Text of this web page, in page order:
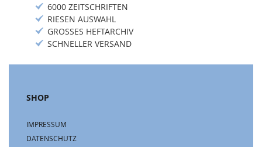
6000 ZEITSCHRIFTEN
RIESEN AUSWAHL
GROSSES HEFTARCHIV
SCHNELLER VERSAND
SHOP
IMPRESSUM
DATENSCHUTZ